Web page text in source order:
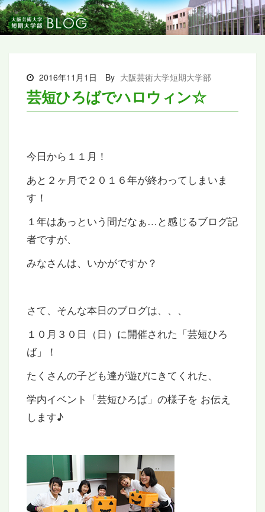
2016年11月1日 By 大阪芸術大学短期大学部
芸短ひろばでハロウィン☆
今日から１１月！
あと２ヶ月で２０１６年が終わってしまいま
す！
１年はあっという間だなぁ…と感じるブログ記
者ですが、
みなさんは、いかがですか？
さて、そんな本日のブログは、、、
１０月３０日（日）に開催された「芸短ひろ
ば」！
たくさんの子ども達が遊びにきてくれた、
学内イベント「芸短ひろば」の様子を お伝え
します♪